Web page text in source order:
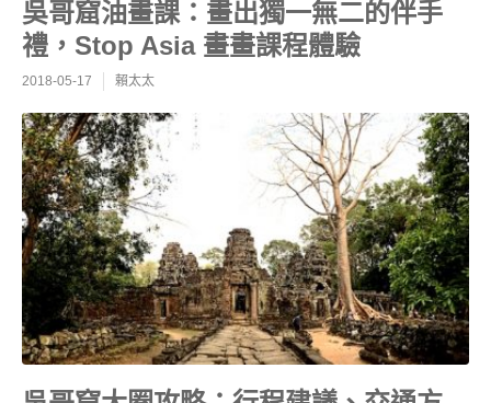
吳哥窟油畫課：畫出獨一無二的伴手
禮，Stop Asia 畫畫課程體驗
2018-05-17 賴太太